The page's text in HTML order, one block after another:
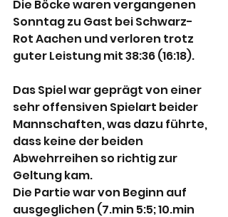
Die Böcke waren vergangenen
Sonntag zu Gast bei Schwarz-
Rot Aachen und verloren trotz
guter Leistung mit 38:36 (16:18).
Das Spiel war geprägt von einer
sehr offensiven Spielart beider
Mannschaften, was dazu führte,
dass keine der beiden
Abwehrreihen so richtig zur
Geltung kam.
Die Partie war von Beginn auf
ausgeglichen (7.min 5:5; 10.min